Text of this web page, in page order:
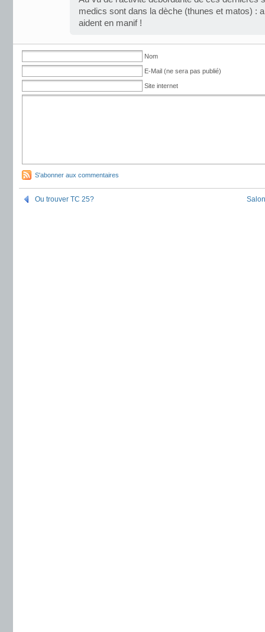
medics sont dans la dèche (thunes et matos) :
aident en manif !
Nom
E-Mail (ne sera pas publié)
Site internet
S'abonner aux commentaires
Ou trouver TC 25?